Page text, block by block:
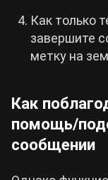
Как только
завершите
метку на
Как
помощь/
сообщении